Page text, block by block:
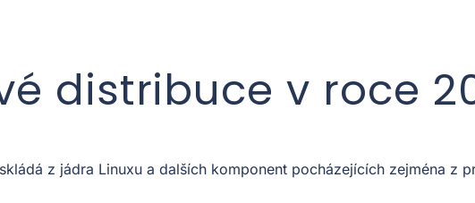
distribuce v roce
z jádra Linuxu a dalších komponent pocházejících zejména z